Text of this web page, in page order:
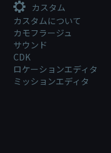
カスタム
カスタムについて
カモフラージュ
サウンド
CDK
ロケーションエディタ
ミッションエディタ